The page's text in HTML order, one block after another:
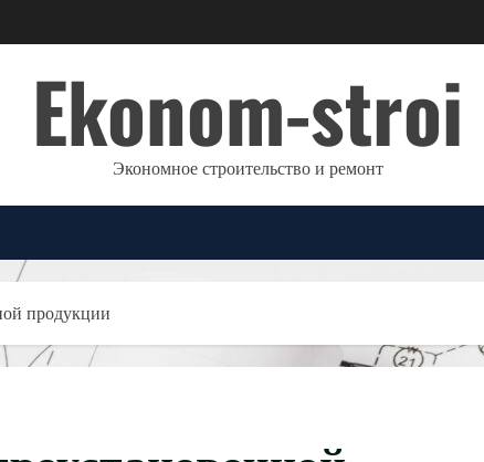
Ekonom-stroi
Экономное строительство и ремонт
продукции